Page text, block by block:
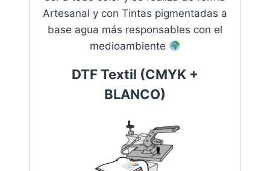
Artesanal y con Tintas pigmentadas a
base agua más responsables con el
medioambiente
DTF Textil (CMYK +
BLANCO)